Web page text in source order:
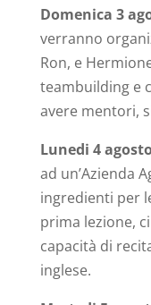
Domenica 3
verranno
Ron, e
teambuilding e
avere mentori,
Lunedi 4
ad un’Azienda
ingredienti per
prima lezione,
capacità di
inglese.